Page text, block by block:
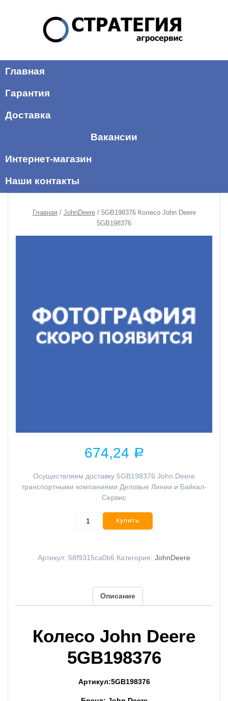
Главная
Гарантия
Доставка
Вакансии
Интернет-магазин
Наши контакты
Главная / JohnDeere/ 5GB198376 Колесо John Deere
5GB198376
674,24 Р
Осуществляем доставку 5GB198376 John Deere
транспортными компаниями Деловые Линии и Байкал-
Сервис
Купить
Артикул: 58f9315ca0b6 Категория: JohnDeere
Описание
Колесо John Deere
5GB198376
Артикул:5GB198376